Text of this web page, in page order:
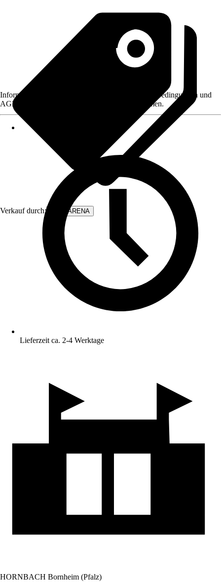
Verkauf durch: WALLARENA
Informationen des Verkäufers, wie z. B. Rückgabebedingungen und
AGB, finden Sie bei Klick auf den Verkäufernamen.
Lieferzeit ca. 2-4 Werktage
HORNBACH Bornheim (Pfalz)